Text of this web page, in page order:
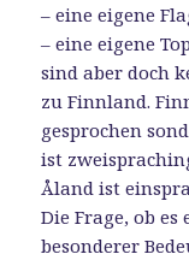
– eine eigene
– eine eigene
sind aber doch
zu Finnland.
gesprochen
ist
Åland ist
Die Frage, ob
besonderer